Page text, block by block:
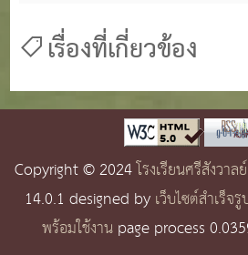
เรื่องที่เกี่ยวข้อง
Copyright © 2024โรงเรียนศรีสังวาล
14.0.1 designed byเว็บไซต์สำเร็จ
พร้อมใช้งานpage process